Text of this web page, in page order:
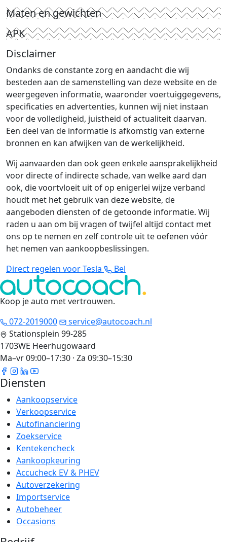
Maten en gewichten
APK
Disclaimer
Ondanks de constante zorg en aandacht die wij
besteden aan de samenstelling van deze website en de
weergegeven informatie, waaronder voertuiggegevens,
specificaties en advertenties, kunnen wij niet instaan
voor de volledigheid, juistheid of actualiteit daarvan.
Een deel van de informatie is afkomstig van externe
bronnen en kan afwijken van de werkelijkheid.
Wij aanvaarden dan ook geen enkele aansprakelijkheid
voor directe of indirecte schade, van welke aard dan
ook, die voortvloeit uit of op enigerlei wijze verband
houdt met het gebruik van deze website, de
aangeboden diensten of de getoonde informatie. Wij
raden u aan om bij vragen of twijfel altijd contact met
ons op te nemen en zelf controle uit te oefenen vóór
het nemen van aankoopbeslissingen.
Direct regelen voor Tesla
Bel
Koop je auto met vertrouwen.
072-2019000
service@autocoach.nl
Stationsplein 99-285
1703WE Heerhugowaard
Ma–vr 09:00–17:30 · Za 09:30–15:30
Diensten
Aankoopservice
Verkoopservice
Autofinanciering
Zoekservice
Kentekencheck
Aankoopkeuring
Accucheck EV & PHEV
Autoverzekering
Importservice
Autobeheer
Occasions